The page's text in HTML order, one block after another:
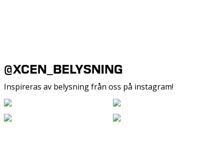
@XCEN_BELYSNING
Inspireras av belysning från oss på instagram!